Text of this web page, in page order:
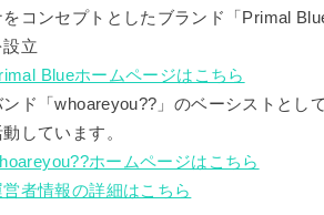
をコンセプトとしたブランド「Primal
設立
Blueホームページはこちら
ンド「whoareyou??」のベーシストとし
しています。
ホームページはこちら
営者情報の詳細はこちら